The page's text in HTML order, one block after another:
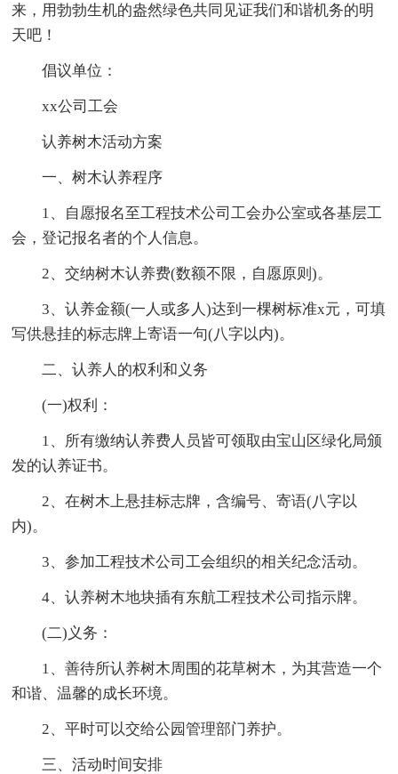
来，用勃勃生机的盎然绿色共同见证我们和谐机务的明
天吧！
倡议单位：
xx公司工会
认养树木活动方案
一、树木认养程序
1、自愿报名至工程技术公司工会办公室或各基层工
会，登记报名者的个人信息。
2、交纳树木认养费(数额不限，自愿原则)。
3、认养金额(一人或多人)达到一棵树标准x元，可填
写供悬挂的标志牌上寄语一句(八字以内)。
二、认养人的权利和义务
(一)权利：
1、所有缴纳认养费人员皆可领取由宝山区绿化局颁
发的认养证书。
2、在树木上悬挂标志牌，含编号、寄语(八字以
内)。
3、参加工程技术公司工会组织的相关纪念活动。
4、认养树木地块插有东航工程技术公司指示牌。
(二)义务：
1、善待所认养树木周围的花草树木，为其营造一个
和谐、温馨的成长环境。
2、平时可以交给公园管理部门养护。
三、活动时间安排